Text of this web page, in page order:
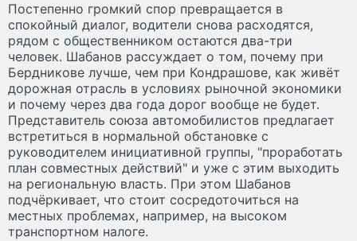
Постепенно громкий спор превращается в
спокойный диалог, водители снова расходятся,
рядом с общественником остаются два-три
человек. Шабанов рассуждает о том, почему при
Бердникове лучше, чем при Кондрашове, как живёт
дорожная отрасль в условиях рыночной экономики
и почему через два года дорог вообще не будет.
Представитель союза автомобилистов предлагает
встретиться в нормальной обстановке с
руководителем инициативной группы, "проработать
план совместных действий" и уже с этим выходить
на региональную власть. При этом Шабанов
подчёркивает, что стоит сосредоточиться на
местных проблемах, например, на высоком
транспортном налоге.